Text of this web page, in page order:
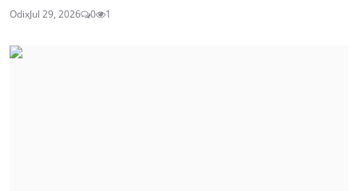
OdixJul 29, 2026 0 1